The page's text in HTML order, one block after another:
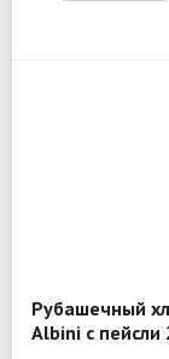
Рубашечный
Albini с пейсли